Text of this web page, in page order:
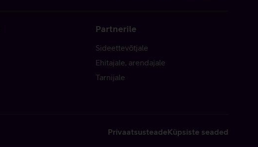
Partnerile
Sideettevõtjale
Ehitajale, arendajale
Tarnijale
PrivaatsusteadeKüpsiste seaded